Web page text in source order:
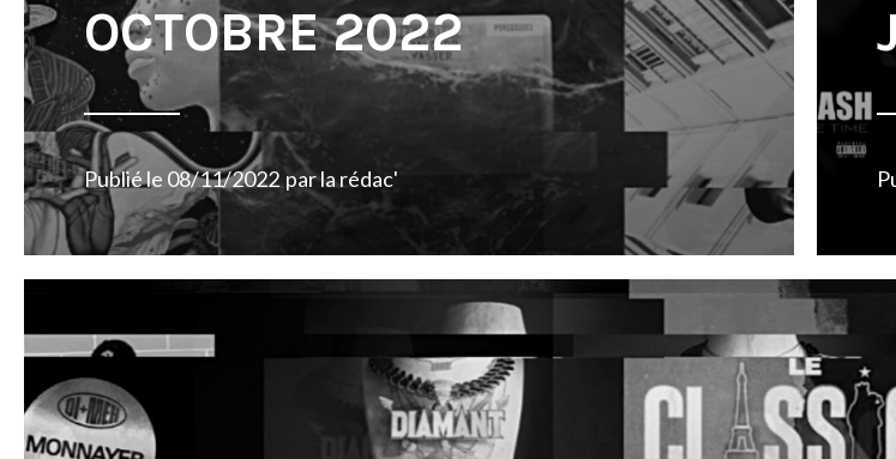
OCTOBRE 2022
Publié le 08/11/2022 parla rédac'